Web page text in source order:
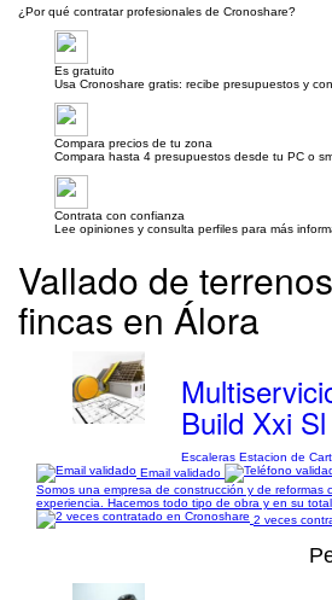
¿Por qué contratar profesionales de Cronoshare?
Es gratuito
Usa Cronoshare gratis: recibe presupuestos y
Compara precios de tu zona
Compara hasta 4 presupuestos desde tu PC o
Contrata con confianza
Lee opiniones y consulta perfiles para más
Vallado de
fincas en Álora
Build Xxi Sl
Escaleras Estacion de
Email validado
Somos una empresa de construcción y de reformas
experiencia. Hacemos todo tipo de obra y en su
2 veces